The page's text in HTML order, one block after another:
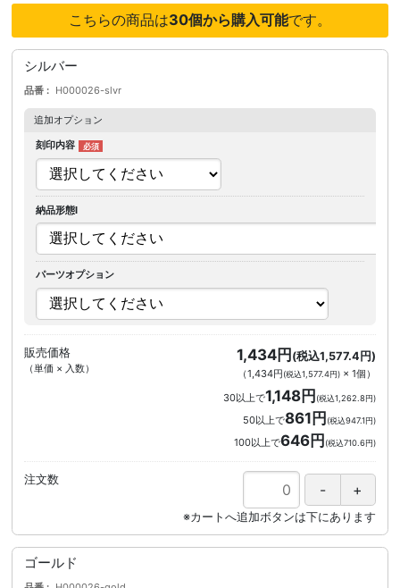
こちらの商品は30個から購入可能です。
シルバー
品番 H000026-slvr
追加オプション
刻印内容
納品形態I
パーツオプション
販売価格
（単価 × 入数）
1,434円(税込1,577.4円)
（1,434円(税込1,577.4円)× 1個 ）
30以上で1,148円 (税込1,262.8円)
50以上で861円 (税込947.1円)
100以上で646円 (税込710.6円)
注文数
ゴールド